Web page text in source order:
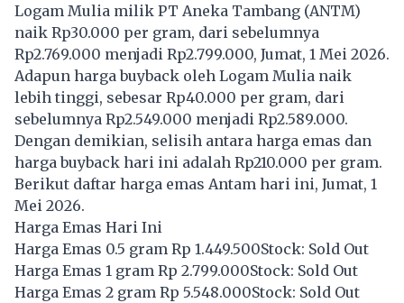
Logam Mulia milik PT Aneka Tambang (ANTM)
naik Rp30.000 per gram, dari sebelumnya
Rp2.769.000 menjadi Rp2.799.000, Jumat, 1 Mei 2026.
Adapun harga buyback oleh Logam Mulia naik
lebih tinggi, sebesar Rp40.000 per gram, dari
sebelumnya Rp2.549.000 menjadi Rp2.589.000.
Dengan demikian, selisih antara harga emas dan
harga buyback hari ini adalah Rp210.000 per gram.
Berikut daftar harga emas Antam hari ini, Jumat, 1
Mei 2026.
Harga Emas Hari Ini
Harga Emas 0.5 gram Rp 1.449.500Stock: Sold Out
Harga Emas 1 gram Rp 2.799.000Stock: Sold Out
Harga Emas 2 gram Rp 5.548.000Stock: Sold Out